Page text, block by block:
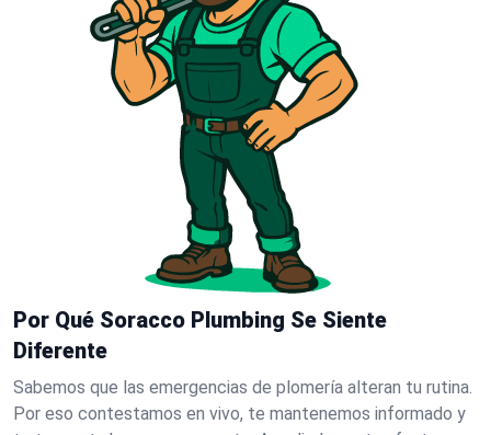
Por Qué Soracco Plumbing Se Siente
Diferente
Sabemos que las emergencias de plomería alteran tu rutina.
Por eso contestamos en vivo, te mantenemos informado y